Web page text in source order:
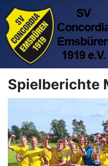
Spielberichte